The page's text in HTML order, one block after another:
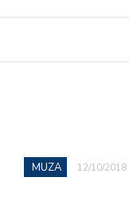
MUZA 12/10/2018